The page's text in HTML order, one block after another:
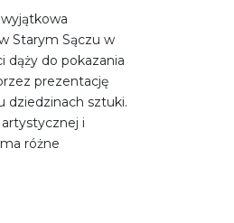
Starym Sączu w
dąży do pokazania
prezentację
dziedzinach sztuki.
i
różne